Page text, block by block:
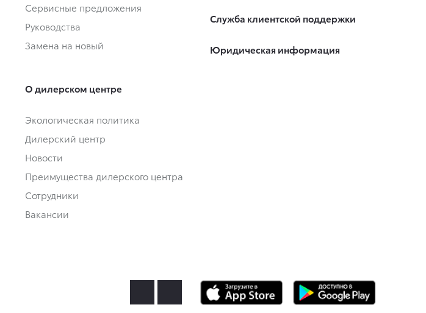
Сервисные предложения
Руководства
Замена на новый
О дилерском центре
Экологическая политика
Дилерский центр
Новости
Преимущества дилерского центра
Сотрудники
Вакансии
Служба клиентской поддержки
Юридическая информация